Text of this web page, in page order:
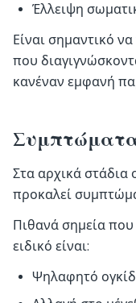
Έλλειψη
Είναι σημαντικό
που
κανέναν εμφανή
Στα αρχικά στάδια
προκαλεί
Πιθανά σημεία
ειδικό είναι:
Ψηλαφητό